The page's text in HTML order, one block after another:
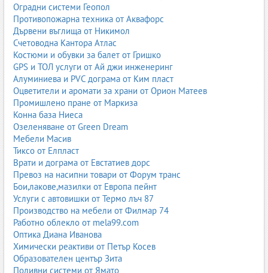
Оградни системи Геопол
Противопожарна техника от Аквафорс
Дървени въглища от Никимол
Счетоводна Кантора Атлас
Костюми и обувки за балет от Гришко
GPS и ТОЛ услуги от Ай джи инженеринг
Алуминиева и PVC дограма от Ким пласт
Оцветители и аромати за храни от Орион Матеев
Промишлено пране от Маркиза
Конна база Ниеса
Озеленяване от Green Dream
Мебели Масив
Тиксо от Елпласт
Врати и дограма от Евстатиев дорс
Превоз на насипни товари от Форум транс
Бои,лакове,мазилки от Европа пейнт
Услуги с автовишки от Термо лъч 87
Производство на мебели от Филмар 74
Работно облекло от mela99.com
Оптика Диана Иванова
Химически реактиви от Петър Косев
Образователен център Зита
Поливни системи от Ямато